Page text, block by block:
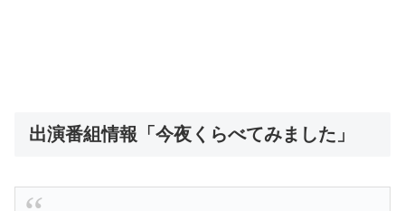
出演番組情報「今夜くらべてみました」